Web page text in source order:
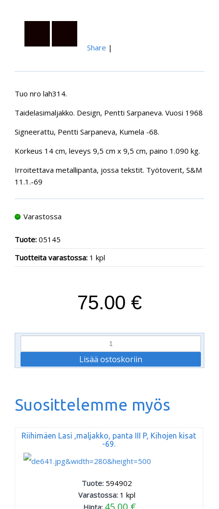
Share |
Tuo nro lah314.
Taidelasimaljakko. Design, Pentti Sarpaneva. Vuosi 1968
Signeerattu, Pentti Sarpaneva, Kumela -68.
Korkeus 14 cm, leveys 9,5 cm x 9,5 cm, paino 1.090 kg.
Irroitettava metallipanta, jossa tekstit. Työtoverit, S&M
11.1.-69
Varastossa
Tuote: 05145
Tuotteita varastossa: 1 kpl
75.00 €
Suosittelemme myös
Riihimäen Lasi ,maljakko, panta III P, Kihojen kisat
-69.
Tuote: 594902
Varastossa: 1 kpl
Hinta: